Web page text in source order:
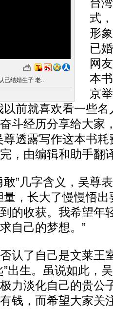
已结婚生子 老..
台
式
形
已
网
本
京
以前就喜欢看一些
斗经历分享给大家
尊透露写作这本书
，由编辑和助手翻
”几字含义，吴尊
量，长大了慢慢悟
的收获。我希望年
自己的梦想。”
了自己是文莱王
”出生。虽说如此，
力淡化自己的贵公
钱，而希望大家关